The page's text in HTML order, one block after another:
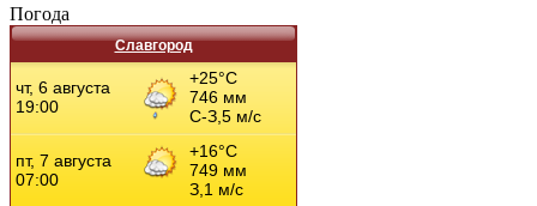
Погода
Славгород